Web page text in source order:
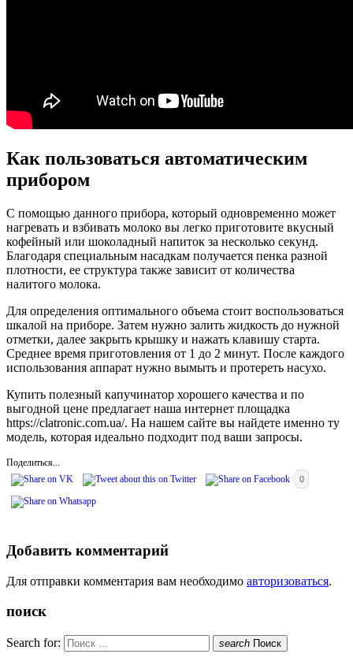
Как пользоваться автоматическим
прибором
С помощью данного прибора, который одновременно может
нагревать и взбивать молоко вы легко приготовите вкусный
кофейный или шоколадный напиток за несколько секунд.
Благодаря специальным насадкам получается пенка разной
плотности, ее структура также зависит от количества
налитого молока.
Для определения оптимального объема стоит воспользоваться
шкалой на приборе. Затем нужно залить жидкость до нужной
отметки, далее закрыть крышку и нажать клавишу старта.
Среднее время приготовления от 1 до 2 минут. После каждого
использования аппарат нужно вымыть и протереть насухо.
Купить полезный капучинатор хорошего качества и по
выгодной цене предлагает наша интернет площадка
https://clatronic.com.ua/. На нашем сайте вы найдете именно ту
модель, которая идеально подходит под ваши запросы.
Поделиться...
0
Добавить комментарий
Для отправки комментария вам необходимо авторизоваться.
поиск
Search for: search Поиск